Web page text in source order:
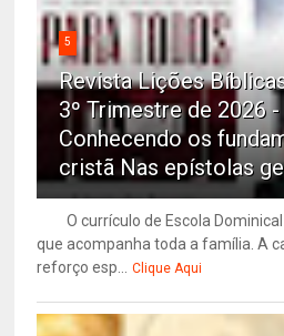
5
Revista Lições
3º Trimestre de 2026 -
Conhecendo os
cristã Nas epístolas
O currículo de Escola Dominical
que acompanha toda a família. A
reforço esp... Clique Aqui